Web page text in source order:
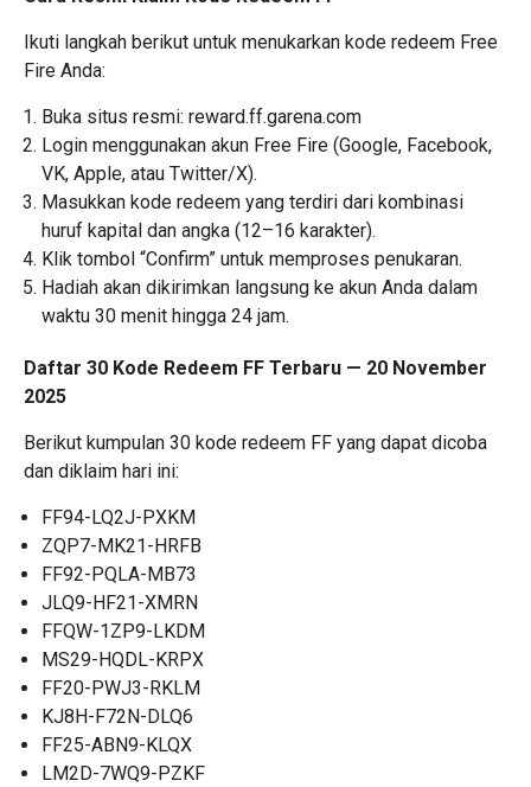
Ikuti langkah berikut untuk menukarkan kode redeem Free
Fire Anda:
Buka situs resmi: reward.ff.garena.com
Login menggunakan akun Free Fire (Google, Facebook,
VK, Apple, atau Twitter/X).
Masukkan kode redeem yang terdiri dari kombinasi
huruf kapital dan angka (12–16 karakter).
Klik tombol “Confirm” untuk memproses penukaran.
Hadiah akan dikirimkan langsung ke akun Anda dalam
waktu 30 menit hingga 24 jam.
Daftar 30 Kode Redeem FF Terbaru — 20 November
2025
Berikut kumpulan 30 kode redeem FF yang dapat dicoba
dan diklaim hari ini:
FF94-LQ2J-PXKM
ZQP7-MK21-HRFB
FF92-PQLA-MB73
JLQ9-HF21-XMRN
FFQW-1ZP9-LKDM
MS29-HQDL-KRPX
FF20-PWJ3-RKLM
KJ8H-F72N-DLQ6
FF25-ABN9-KLQX
LM2D-7WQ9-PZKF